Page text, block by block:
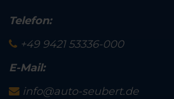
Telefon:
+49 9421 53336-000
E-Mail:
info@auto-seubert.de